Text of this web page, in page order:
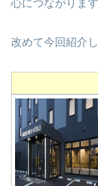
心につながります
改めて今回紹介